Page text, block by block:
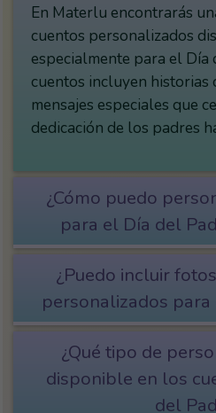
En Materlu encontrarás
cuentos personalizados
especialmente para el Día
cuentos incluyen historias
mensajes especiales que
dedicación de los padres
¿Cómo puedo
para el Día del
¿Puedo incluir
personalizados
¿Qué tipo de
disponible en los
del